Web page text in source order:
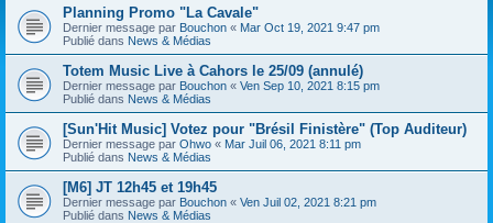
Planning Promo "La Cavale"
Dernier message par Bouchon « Mar Oct 19, 2021 9:47 pm
Publié dans News & Médias
Totem Music Live à Cahors le 25/09 (annulé)
Dernier message par Bouchon « Ven Sep 10, 2021 8:15 pm
Publié dans News & Médias
[Sun'Hit Music] Votez pour "Brésil Finistère" (Top Auditeur)
Dernier message par Ohwo « Mar Juil 06, 2021 8:11 pm
Publié dans News & Médias
[M6] JT 12h45 et 19h45
Dernier message par Bouchon « Ven Juil 02, 2021 8:21 pm
Publié dans News & Médias